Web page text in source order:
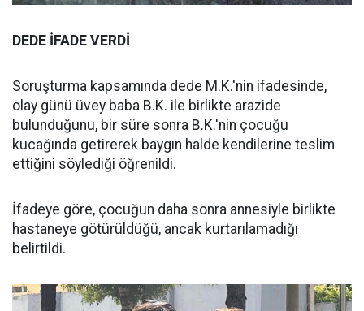
DEDE İFADE VERDİ
Soruşturma kapsamında dede M.K.'nin ifadesinde,
olay günü üvey baba B.K. ile birlikte arazide
bulunduğunu, bir süre sonra B.K.'nin çocuğu
kucağında getirerek baygın halde kendilerine teslim
ettiğini söylediği öğrenildi.
İfadeye göre, çocuğun daha sonra annesiyle birlikte
hastaneye götürüldüğü, ancak kurtarılamadığı
belirtildi.